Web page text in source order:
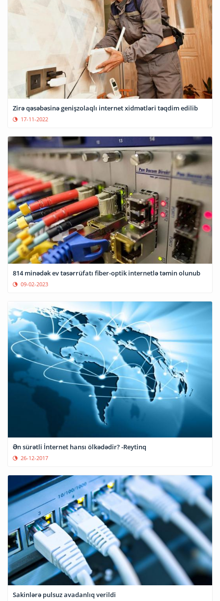
Zirə qəsəbəsinə genişzolaqlı internet xidmətləri təqdim edilib
17-11-2022
814 minədək ev təsərrüfatı fiber-optik internetlə təmin olunub
09-02-2023
Ən sürətli İnternet hansı ölkədədir? -Reytinq
26-12-2017
Sakinlərə pulsuz avadanlıq verildi